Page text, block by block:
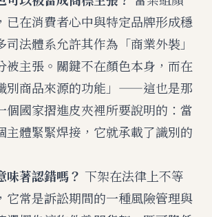
已在消費者心中與特定品牌形成穩
法體系允許其作為「商業外裝」
被主張。關鍵不在顏色本身，而在
別商品來源的功能」——這也是那
個國家摺進皮夾裡所要說明的：當
主體緊緊焊接，它就承載了識別的
味著認錯嗎？ 下架在法律上不等
它常是訴訟期間的一種風險管理與